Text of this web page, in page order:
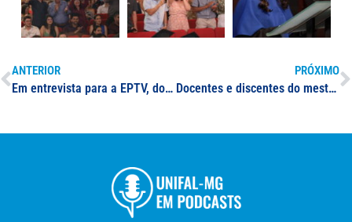
ANTERIOR
Em entrevista para a EPTV, docente da UNIFAL-MG comenta episódios de violência na região
PRÓXIMO
Docentes e discentes do mestrado profissional em Administração Pública da UNIFAL-MG apresentam trabalhos em congresso internacional e nacional da Rede Profiap